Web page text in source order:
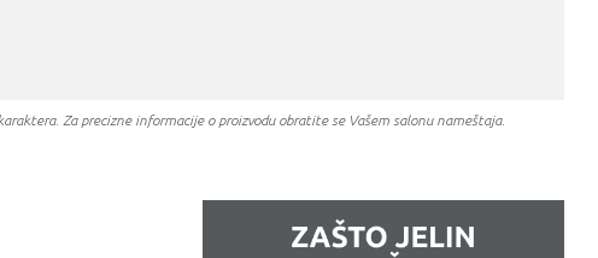
Za precizne informacije o proizvodu obratite se Vašem salonu nameštaja.